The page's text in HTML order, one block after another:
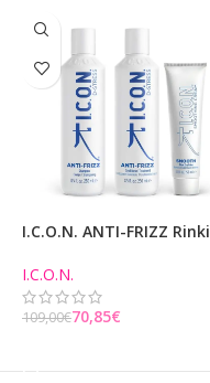
I.C.O.N. ANTI-FRIZZ
I.C.O.N.
109,00€70,85€